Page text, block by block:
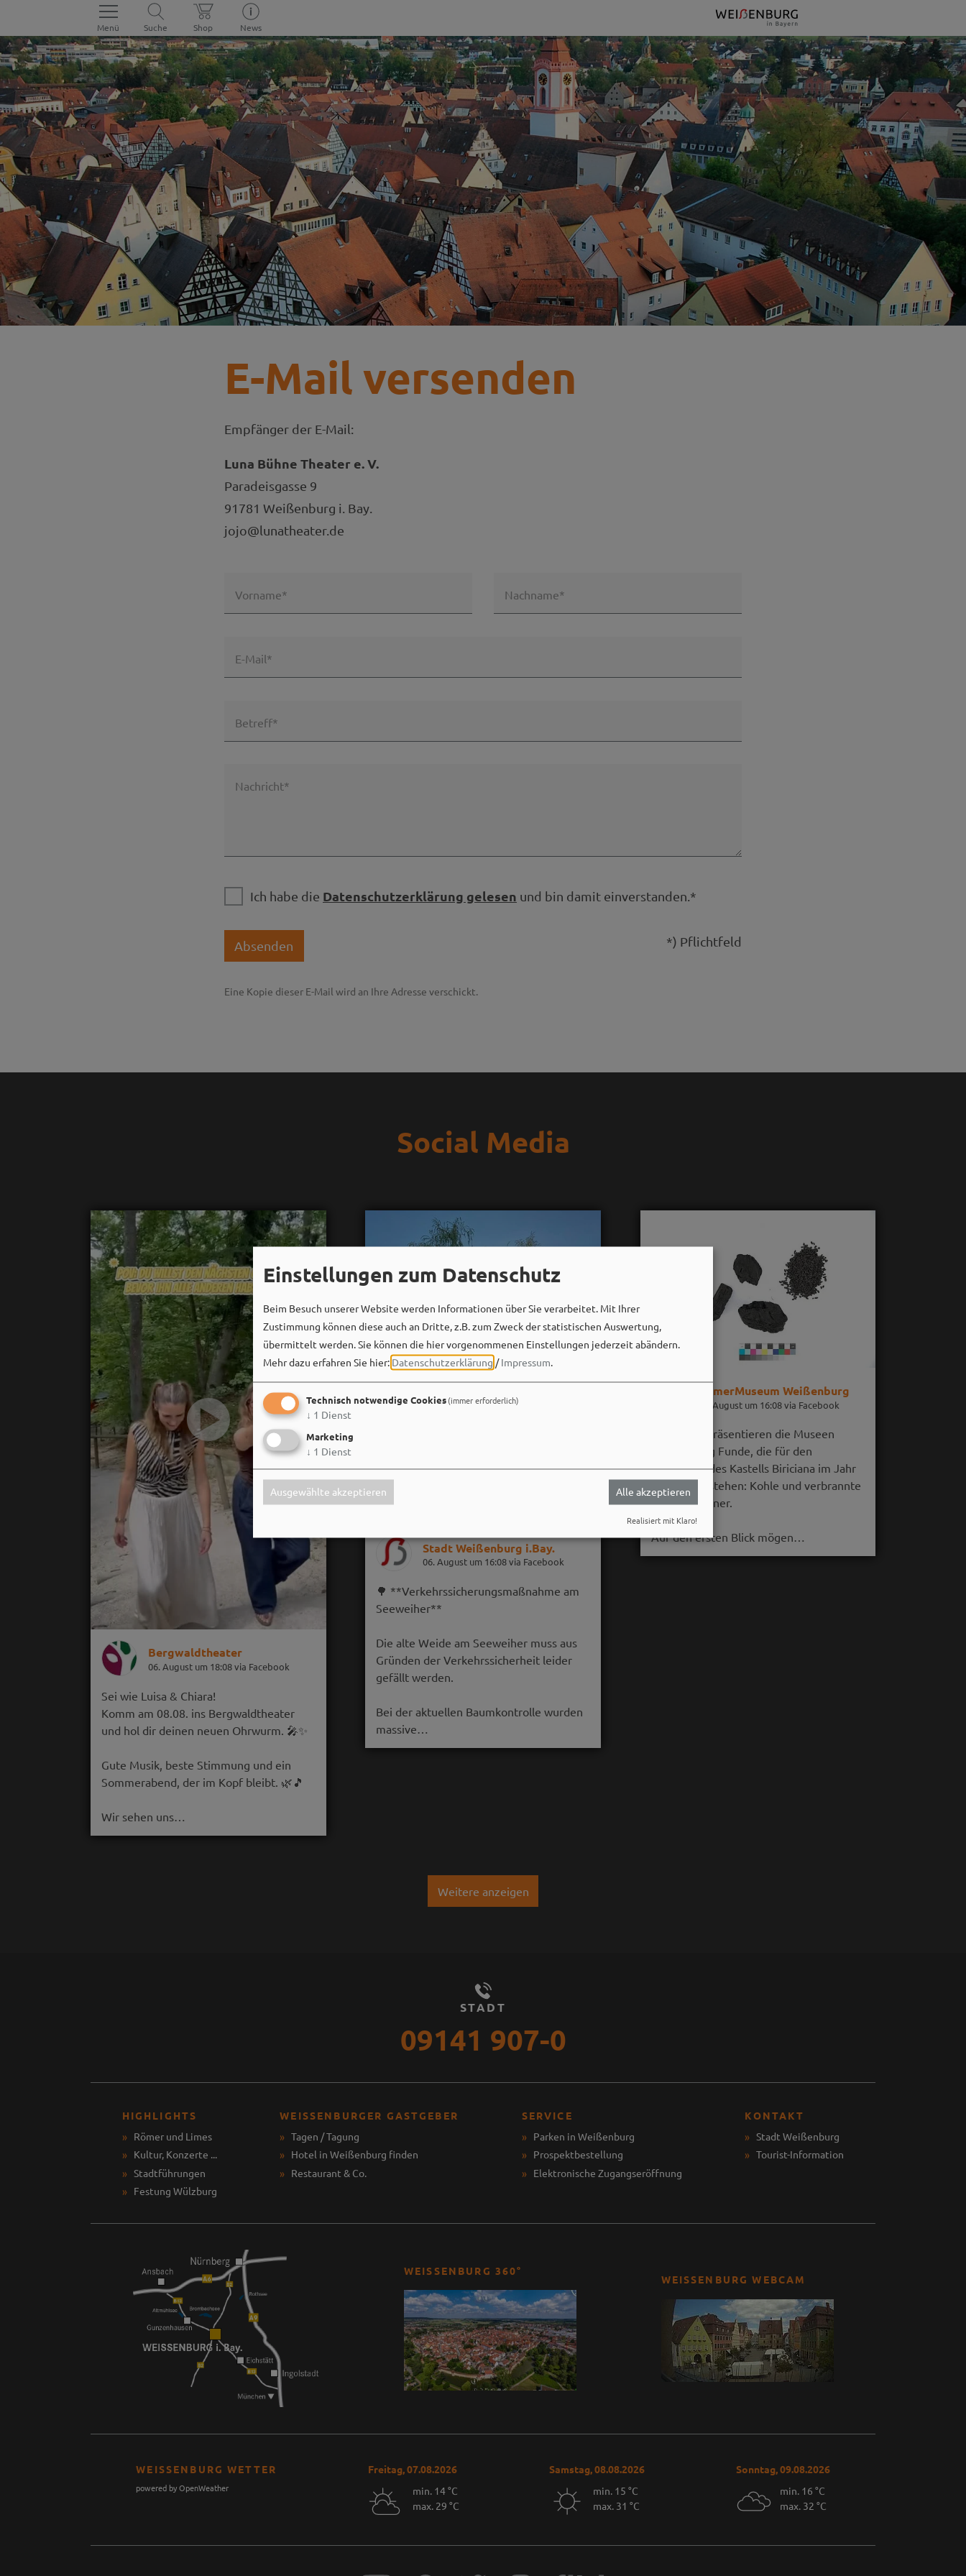
Menü Suche Shop News
E-Mail versenden
Empfänger der E-Mail:
Luna Bühne Theater e. V.
Paradeisgasse 9
91781 Weißenburg i. Bay.
jojo@lunatheater.de
Vorname* Nachname*
E-Mail*
Betreff*
Nachricht*
Ich habe die Datenschutzerklärung gelesen und bin damit einverstanden.*
Absenden *) Pflichtfeld
Eine Kopie dieser E-Mail wird an Ihre Adresse verschickt.
Social Media
Bergwaldtheater
06. August um 18:08 via Facebook
Sei wie Luisa & Chiara!
Komm am 08.08. ins Bergwaldtheater
und hol dir deinen neuen Ohrwurm. 🎤✨
Gute Musik, beste Stimmung und ein
Sommerabend, der im Kopf bleibt. 🌿🎵
Wir sehen uns…
Stadt Weißenburg i.Bay.
06. August um 16:08 via Facebook
🌳 **Verkehrssicherungsmaßnahme am
Seeweiher**
Die alte Weide am Seeweiher muss aus
Gründen der Verkehrssicherheit leider
gefällt werden.
Bei der aktuellen Baumkontrolle wurden
massive…
RömerMuseum Weißenburg
06. August um 16:08 via Facebook
Im August präsentieren die Museen
Weißenburg Funde, die für den
Untergang des Kastells Biriciana im Jahr
254 n. Chr. stehen: Kohle und verbrannte
Getreidekörner.
Auf den ersten Blick mögen…
Weitere anzeigen
STADT
09141 907-0
HIGHLIGHTS
Römer und Limes
Kultur, Konzerte ...
Stadtführungen
Festung Wülzburg
WEISSENBURGER GASTGEBER
Tagen / Tagung
Hotel in Weißenburg finden
Restaurant & Co.
SERVICE
Parken in Weißenburg
Prospektbestellung
Elektronische Zugangseröffnung
KONTAKT
Stadt Weißenburg
Tourist-Information
WEISSENBURG 360°
WEISSENBURG WEBCAM
WEISSENBURG WETTER
powered by OpenWeather
Freitag, 07.08.2026
min. 14 °C
max. 29 °C
Samstag, 08.08.2026
min. 15 °C
max. 31 °C
Sonntag, 09.08.2026
min. 16 °C
max. 32 °C
Einstellungen zum Datenschutz
Beim Besuch unserer Website werden Informationen über Sie verarbeitet. Mit Ihrer
Zustimmung können diese auch an Dritte, z.B. zum Zweck der statistischen Auswertung,
übermittelt werden. Sie können die hier vorgenommenen Einstellungen jederzeit abändern.
Mehr dazu erfahren Sie hier: Datenschutzerklärung /Impressum.
Technisch notwendige Cookies(immer erforderlich)
↓ 1 Dienst
Marketing
↓ 1 Dienst
Ausgewählte akzeptieren Alle akzeptieren
Realisiert mit Klaro!